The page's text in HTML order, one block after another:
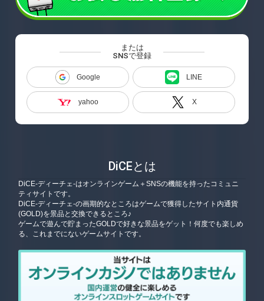
または
SNSで登録
Google LINE
yahoo X
DiCEとは
DiCE-ディーチェ-はオンラインゲーム＋SNSの機能を持ったコミュニ
ティサイトです。
DiCE-ディーチェ-の画期的なところはゲームで獲得したサイト内通貨
(GOLD)を景品と交換できるところ♪
ゲームで遊んで貯まったGOLDで好きな景品をゲット！何度でも楽しめ
る、これまでにないゲームサイトです。